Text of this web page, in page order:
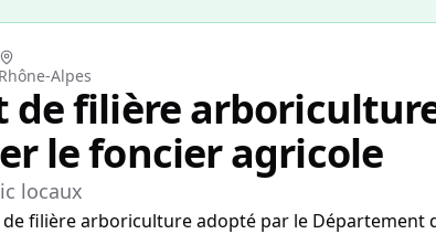
Alpes
de filière
le foncier agricole
locaux
filière arboriculture adopté par le Département